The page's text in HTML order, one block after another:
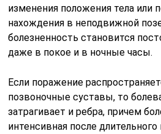
изменения положения тела или
нахождения в неподвижной
болезненность становится
даже в покое и в ночные часы.
Если поражение
позвоночные суставы, то
затрагивает и ребра, причем
интенсивная после